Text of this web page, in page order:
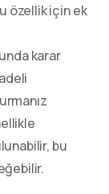
özellik için ek
karar
bu